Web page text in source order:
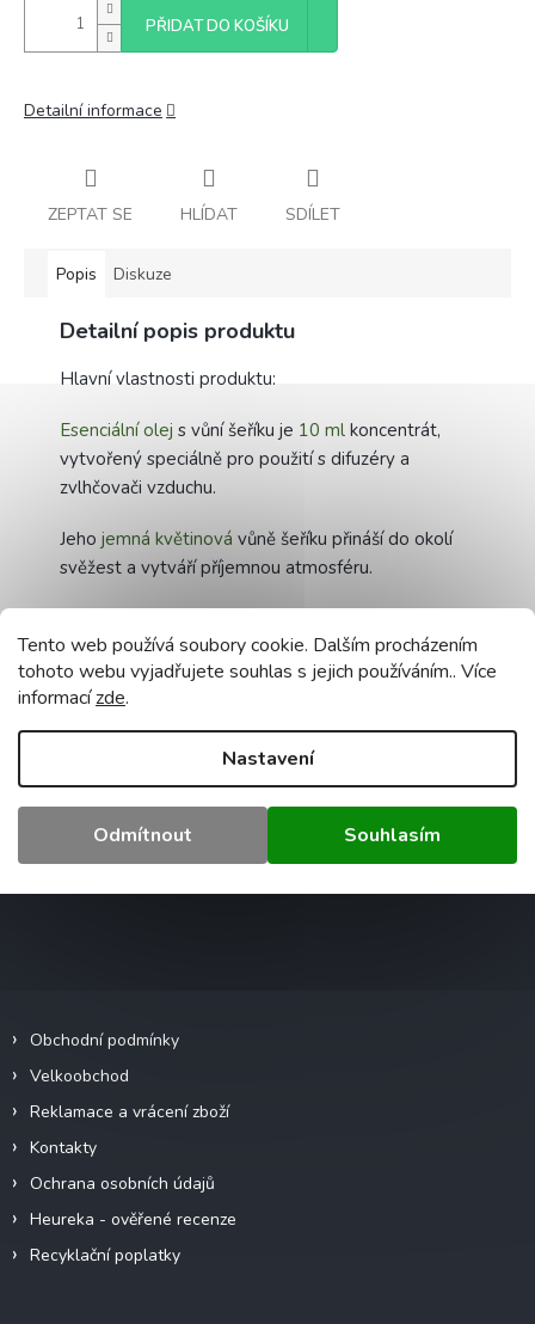
Tento web používá soubory cookie. Dalším procházením
tohoto webu vyjadřujete souhlas s jejich používáním.. Více
informacízde.
Nastavení
Odmítnout Souhlasím
PŘIDAT DO KOŠÍKU
Detailní informace
ZEPTAT SE HLÍDAT SDÍLET
Popis Diskuze
Detailní popis produktu
Hlavní vlastnosti produktu:
Esenciální olej s vůní šeříku je 10 ml koncentrát,
vytvořený speciálně pro použití s difuzéry a
zvlhčovači vzduchu.
Jeho jemná květinová vůně šeříku přináší do okolí
svěžest a vytváří příjemnou atmosféru.
zlepšení kvality vzduchu v interiéru.
Doplňkové parametry
Kategorie: Vonné esence
: 5905155308511
Z
Obchodní podmínky
Velkoobchod
Reklamace a vrácení zboží
Kontakty
Ochrana osobních údajů
Heureka - ověřené recenze
Recyklační poplatky